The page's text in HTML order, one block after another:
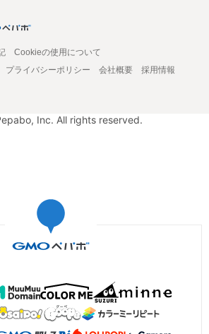
Cookieの使用について
プライバシーポリシー 会社概要
採用情報
Inc. All rights reserved.